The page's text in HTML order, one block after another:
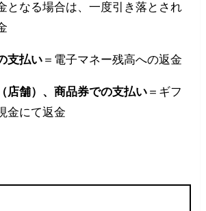
となる場合は、一度引き落とされ
支払い ＝電子マネー残高への返金
店舗）、商品券での支払い ＝ギフ
金にて返金